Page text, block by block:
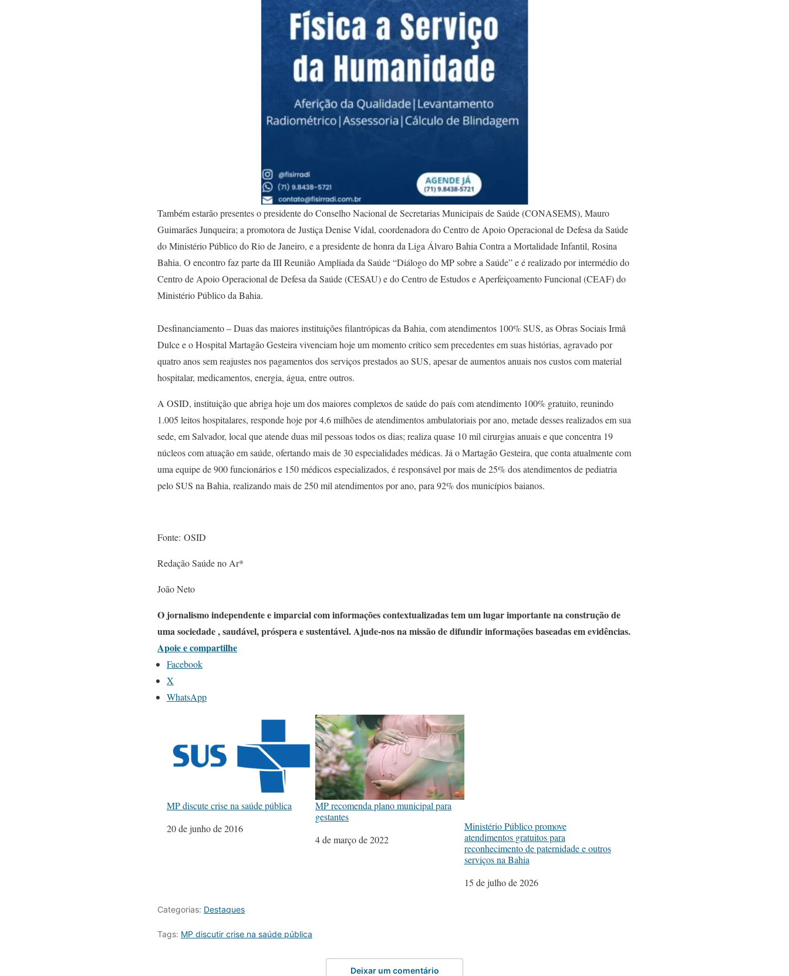
Também estarão presentes o presidente do Conselho Nacional de Secretarias Municipais de Saúde (CONASEMS), Mauro
Guimarães Junqueira; a promotora de Justiça Denise Vidal, coordenadora do Centro de Apoio Operacional de Defesa da Saúde
do Ministério Público do Rio de Janeiro, e a presidente de honra da Liga Álvaro Bahia Contra a Mortalidade Infantil, Rosina
Bahia. O encontro faz parte da III Reunião Ampliada da Saúde “Diálogo do MP sobre a Saúde” e é realizado por intermédio do
Centro de Apoio Operacional de Defesa da Saúde (CESAU) e do Centro de Estudos e Aperfeiçoamento Funcional (CEAF) do
Ministério Público da Bahia.
Desfinanciamento – Duas das maiores instituições filantrópicas da Bahia, com atendimentos 100% SUS, as Obras Sociais Irmã
Dulce e o Hospital Martagão Gesteira vivenciam hoje um momento crítico sem precedentes em suas histórias, agravado por
quatro anos sem reajustes nos pagamentos dos serviços prestados ao SUS, apesar de aumentos anuais nos custos com material
hospitalar, medicamentos, energia, água, entre outros.
A OSID, instituição que abriga hoje um dos maiores complexos de saúde do país com atendimento 100% gratuito, reunindo
1.005 leitos hospitalares, responde hoje por 4,6 milhões de atendimentos ambulatoriais por ano, metade desses realizados em sua
sede, em Salvador, local que atende duas mil pessoas todos os dias; realiza quase 10 mil cirurgias anuais e que concentra 19
núcleos com atuação em saúde, ofertando mais de 30 especialidades médicas. Já o Martagão Gesteira, que conta atualmente com
uma equipe de 900 funcionários e 150 médicos especializados, é responsável por mais de 25% dos atendimentos de pediatria
pelo SUS na Bahia, realizando mais de 250 mil atendimentos por ano, para 92% dos municípios baianos.
Fonte: OSID
Redação Saúde no Ar*
João Neto
O jornalismo independente e imparcial com informações contextualizadas tem um lugar importante na construção de
uma sociedade , saudável, próspera e sustentável. Ajude-nos na missão de difundir informações baseadas em evidências.
Apoie e compartilhe
Facebook
X
WhatsApp
MP discute crise na saúde pública
Data
20 de junho de 2016
MP recomenda plano municipal para
gestantes
Data
4 de março de 2022
Ministério Público promove
atendimentos gratuitos para
reconhecimento de paternidade e outros
serviços na Bahia
Data
15 de julho de 2026
Categorias: Destaques
Tags: MP discutir crise na saúde pública
Deixar um comentário